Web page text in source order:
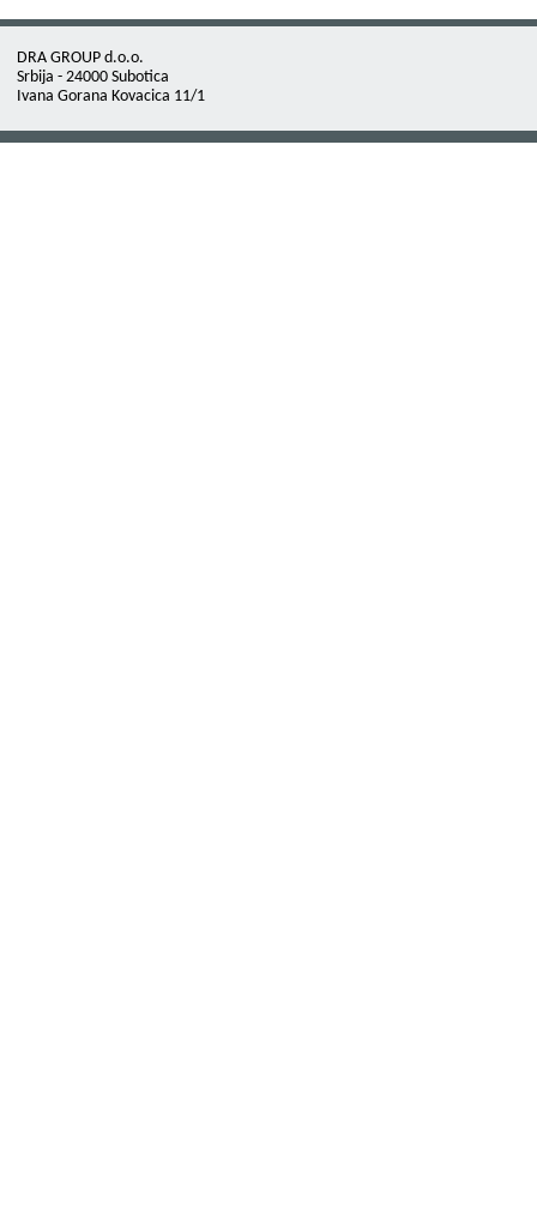
DRA GROUP d.o.o.
Srbija - 24000 Subotica
Ivana Gorana Kovacica 11/1